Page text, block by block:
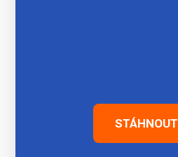
STÁHNOUT